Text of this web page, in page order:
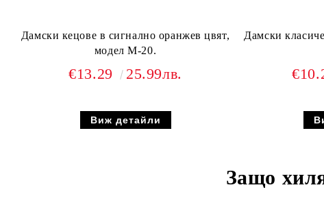
Дамски кецове в сигнално оранжев цвят,
модел M-20.
€13.29 25.99лв.
Виж детайли
Дамски
Защо